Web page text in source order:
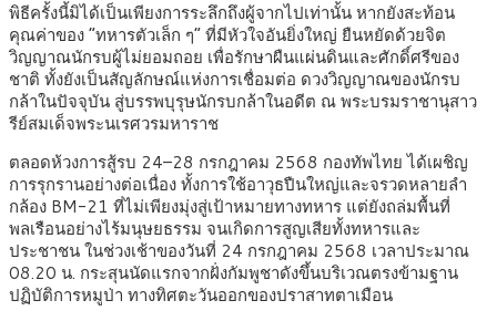
พิธีครั้งนี้มิได้เป็นเพียงการระลึกถึงผู้จากไปเท่านั้น หากยังสะท้อน
คุณค่าของ “ทหารตัวเล็ก ๆ” ที่มีหัวใจอันยิ่งใหญ่ ยืนหยัดด้วยจิต
วิญญาณนักรบผู้ไม่ยอมถอย เพื่อรักษาผืนแผ่นดินและศักดิ์ศรีของ
ชาติ ทั้งยังเป็นสัญลักษณ์แห่งการเชื่อมต่อ ดวงวิญญาณของนักรบ
กล้าในปัจจุบัน สู่บรรพบุรุษนักรบกล้าในอดีต ณ พระบรมราชานุสาว
รีย์สมเด็จพระนเรศวรมหาราช
ตลอดห้วงการสู้รบ 24–28 กรกฎาคม 2568 กองทัพไทย ได้เผชิญ
การรุกรานอย่างต่อเนื่อง ทั้งการใช้อาวุธปืนใหญ่และจรวดหลายลำ
กล้อง BM-21 ที่ไม่เพียงมุ่งสู่เป้าหมายทางทหาร แต่ยังถล่มพื้นที่
พลเรือนอย่างไร้มนุษยธรรม จนเกิดการสูญเสียทั้งทหารและ
ประชาชน ในช่วงเช้าของวันที่ 24 กรกฎาคม 2568 เวลาประมาณ
08.20 น. กระสุนนัดแรกจากฝั่งกัมพูชาดังขึ้นบริเวณตรงข้ามฐาน
ปฏิบัติการหมูป่า ทางทิศตะวันออกของปราสาทตาเมือน